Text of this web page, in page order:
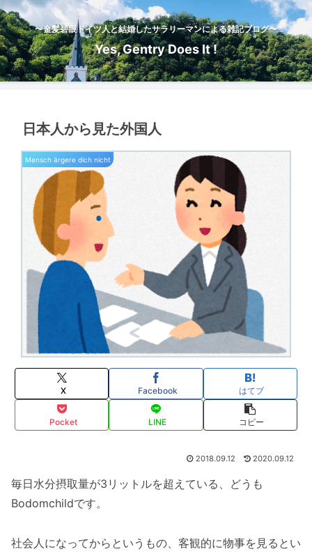
〜金髪碧眼ドイツ人と結婚したサラリーマンによる雑記ブログ〜
Yes, Gentry Does It !
日本人から見た外国人
Mensch ärgere dich nicht
X Facebook はてブ
Pocket LINE コピー
2018.09.12 2020.09.12
毎日水分摂取量が3リットルを超えている、どうも
Bodomchildです。
社会人になってからというもの、客観的に物事を見るとい